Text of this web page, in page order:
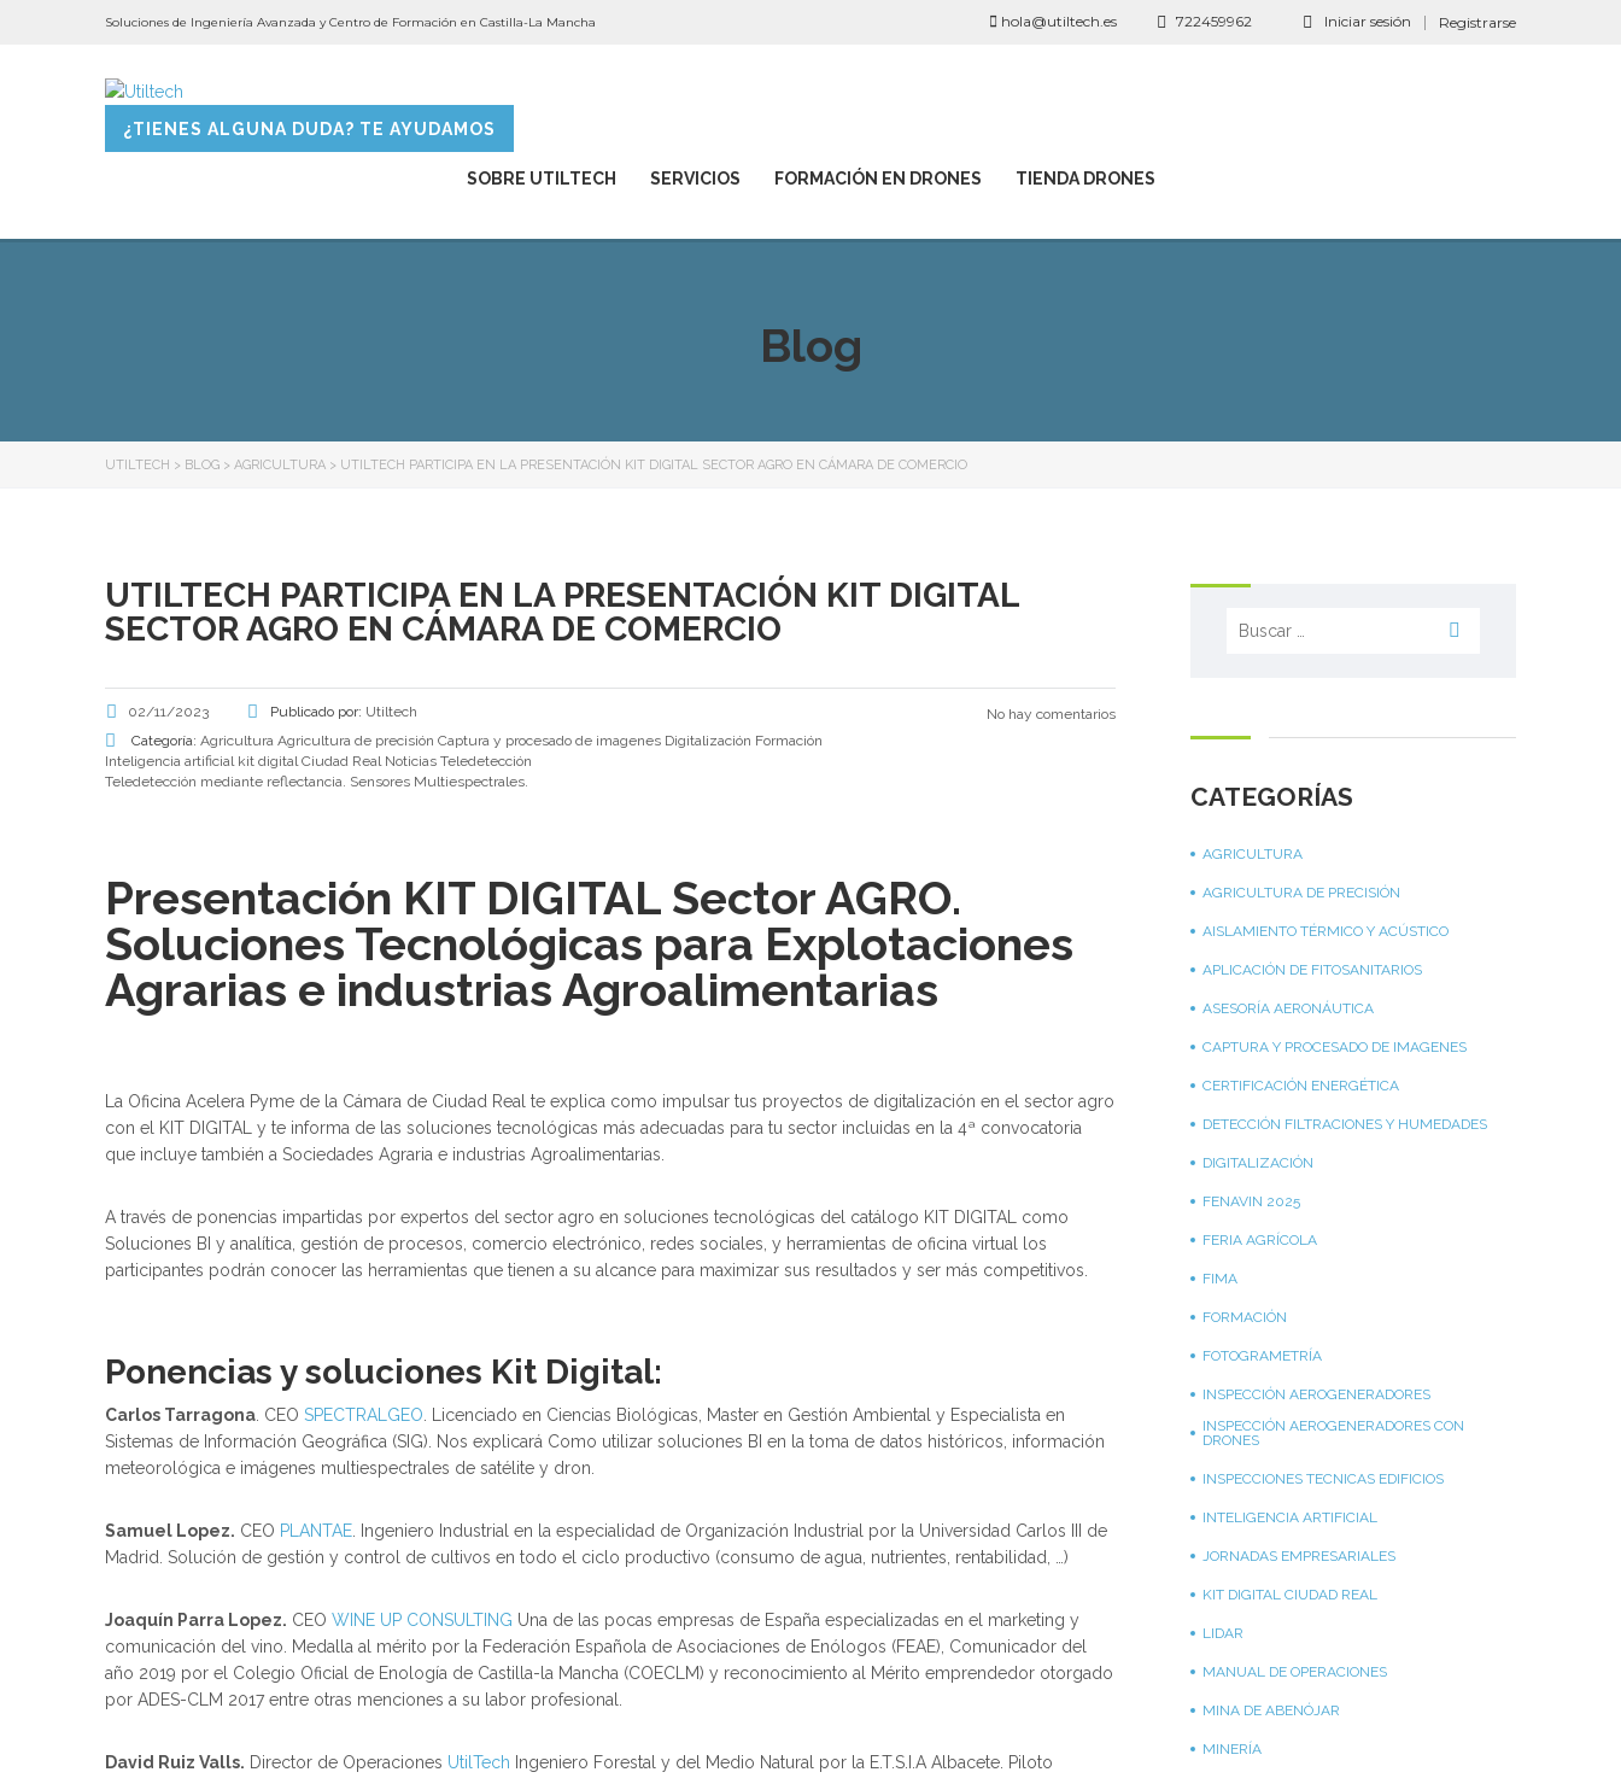
Iniciar sesión Registrarse
Soluciones de Ingeniería Avanzada y Centro de Formación en Castilla-La Mancha 722459962
hola@utiltech.es
¿TIENES ALGUNA DUDA? TE AYUDAMOS
SOBRE UTILTECH SERVICIOS FORMACIÓN EN DRONES TIENDA DRONES
Blog
UTILTECH > BLOG > AGRICULTURA > UTILTECH PARTICIPA EN LA PRESENTACIÓN KIT DIGITAL SECTOR AGRO EN CÁMARA DE COMERCIO
UTILTECH PARTICIPA EN LA PRESENTACIÓN KIT DIGITAL
SECTOR AGRO EN CÁMARA DE COMERCIO
02/11/2023 Publicado por: Utiltech
Categoría: Agricultura Agricultura de precisión Captura y procesado de imagenes Digitalización Formación
Inteligencia artificial kit digital Ciudad Real Noticias Teledetección
Teledetección mediante reflectancia. Sensores Multiespectrales.
No hay comentarios
Presentación KIT DIGITAL Sector AGRO.
Soluciones Tecnológicas para Explotaciones
Agrarias e industrias Agroalimentarias
La Oficina Acelera Pyme de la Cámara de Ciudad Real te explica como impulsar tus proyectos de digitalización en el sector agro
con el KIT DIGITAL y te informa de las soluciones tecnológicas más adecuadas para tu sector incluidas en la 4ª convocatoria
que incluye también a Sociedades Agraria e industrias Agroalimentarias.
A través de ponencias impartidas por expertos del sector agro en soluciones tecnológicas del catálogo KIT DIGITAL como
Soluciones BI y analítica, gestión de procesos, comercio electrónico, redes sociales, y herramientas de oficina virtual los
participantes podrán conocer las herramientas que tienen a su alcance para maximizar sus resultados y ser más competitivos.
Ponencias y soluciones Kit Digital:
Carlos Tarragona . CEO SPECTRALGEO . Licenciado en Ciencias Biológicas, Master en Gestión Ambiental y Especialista en
Sistemas de Información Geográfica (SIG). Nos explicará Como utilizar soluciones BI en la toma de datos históricos, información
meteorológica e imágenes multiespectrales de satélite y dron.
Samuel Lopez. CEO PLANTAE . Ingeniero Industrial en la especialidad de Organización Industrial por la Universidad Carlos III de
Madrid. Solución de gestión y control de cultivos en todo el ciclo productivo (consumo de agua, nutrientes, rentabilidad, …)
Joaquín Parra Lopez. CEO WINE UP CONSULTING Una de las pocas empresas de España especializadas en el marketing y
comunicación del vino. Medalla al mérito por la Federación Española de Asociaciones de Enólogos (FEAE), Comunicador del
año 2019 por el Colegio Oficial de Enología de Castilla-la Mancha (COECLM) y reconocimiento al Mérito emprendedor otorgado
por ADES-CLM 2017 entre otras menciones a su labor profesional.
David Ruiz Valls. Director de Operaciones UtilTech Ingeniero Forestal y del Medio Natural por la E.T.S.I.A Albacete. Piloto
Buscar:
CATEGORÍAS
AGRICULTURA
AGRICULTURA DE PRECISIÓN
AISLAMIENTO TÉRMICO Y ACÚSTICO
APLICACIÓN DE FITOSANITARIOS
ASESORÍA AERONÁUTICA
CAPTURA Y PROCESADO DE IMAGENES
CERTIFICACIÓN ENERGÉTICA
DETECCIÓN FILTRACIONES Y HUMEDADES
DIGITALIZACIÓN
FENAVIN 2025
FERIA AGRÍCOLA
FIMA
FORMACIÓN
FOTOGRAMETRÍA
INSPECCIÓN AEROGENERADORES
INSPECCIÓN AEROGENERADORES CON
DRONES
INSPECCIONES TECNICAS EDIFICIOS
INTELIGENCIA ARTIFICIAL
JORNADAS EMPRESARIALES
KIT DIGITAL CIUDAD REAL
LIDAR
MANUAL DE OPERACIONES
MINA DE ABENÓJAR
MINERÍA